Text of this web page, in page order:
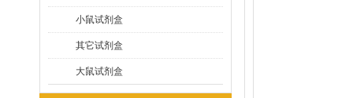
小鼠试剂盒
其它试剂盒
大鼠试剂盒